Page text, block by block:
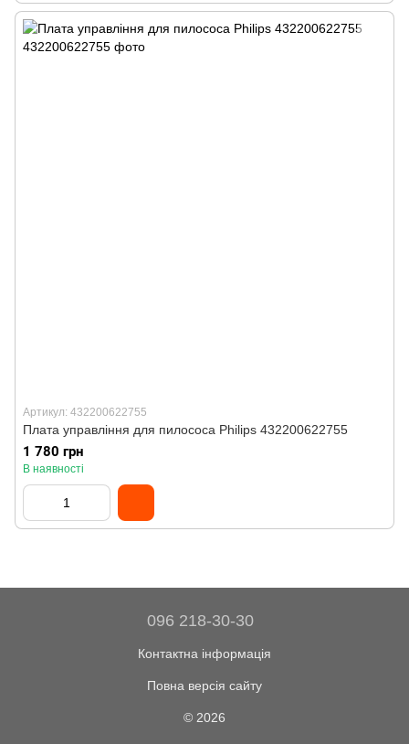
Артикул: 432200622755
Плата управління для пилососа Philips 432200622755
1 780 грн
В наявності
096 218-30-30
Контактна інформація
Повна версія сайту
© 2026